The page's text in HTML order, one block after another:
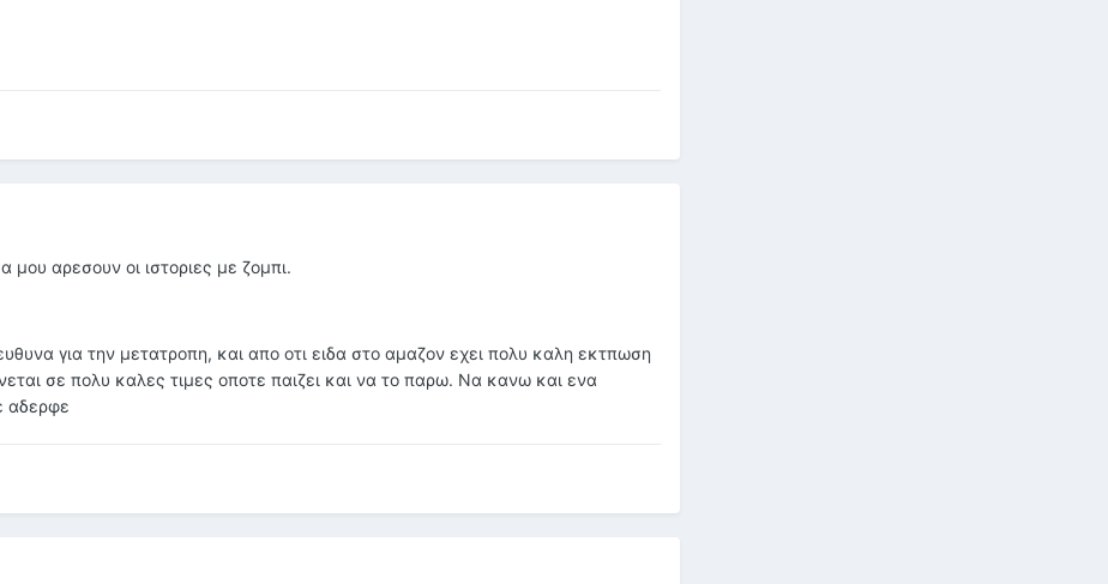
μου αρεσουν οι ιστοριες με ζομπι.
για την μετατροπη, και απο οτι ειδα στο αμαζον εχει πολυ καλη εκτπωση
σε πολυ καλες τιμες οποτε παιζει και να το παρω. Να κανω και ενα
αδερφε